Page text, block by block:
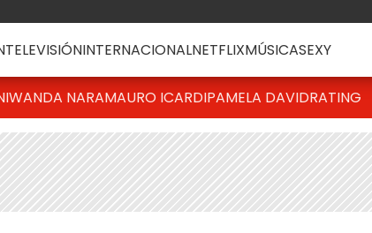
TELEVISIÓNINTERNACIONALNETFLIXMÚSICASEXY
WANDA NARAMAURO ICARDIPAMELA DAVIDRATING